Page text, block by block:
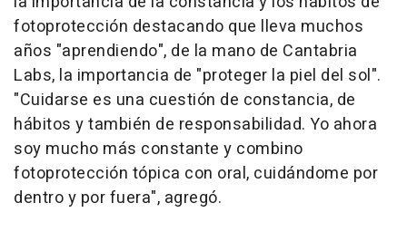
fotoprotección destacando que lleva muchos
años "aprendiendo", de la mano de Cantabria
Labs, la importancia de "proteger la piel del sol".
"Cuidarse es una cuestión de constancia, de
hábitos y también de responsabilidad. Yo ahora
soy mucho más constante y combino
fotoprotección tópica con oral, cuidándome por
dentro y por fuera", agregó.